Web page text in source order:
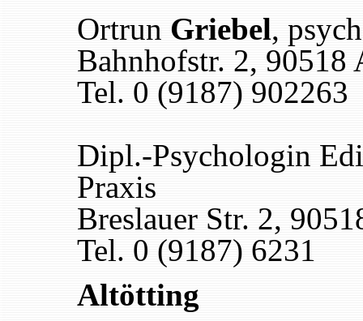
Ortrun Griebel,
Bahnhofstr. 2, 90518
Tel. 0 (9187) 902263
Dipl.-Psychologin
Praxis
Breslauer Str. 2,
Tel. 0 (9187) 6231
Altötting